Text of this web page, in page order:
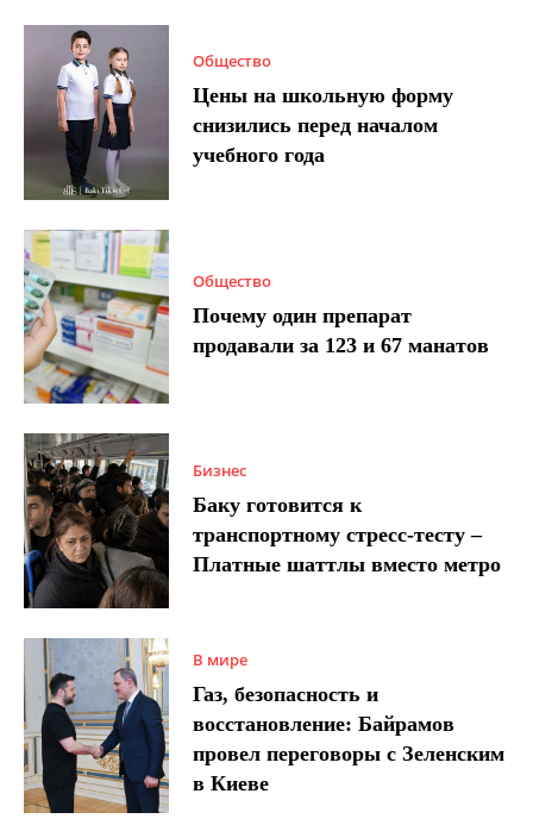
Общество
Цены на школьную форму
снизились перед началом
учебного года
Общество
Почему один препарат
продавали за 123 и 67 манатов
Бизнес
Баку готовится к
транспортному стресс-тесту –
Платные шаттлы вместо метро
В мире
Газ, безопасность и
восстановление: Байрамов
провел переговоры с Зеленским
в Киеве